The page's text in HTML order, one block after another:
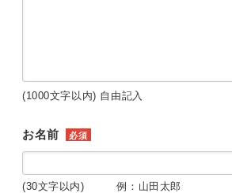
(1000文字以内) 自由記入
お名前 必須
(30文字以内) 例：山田太郎